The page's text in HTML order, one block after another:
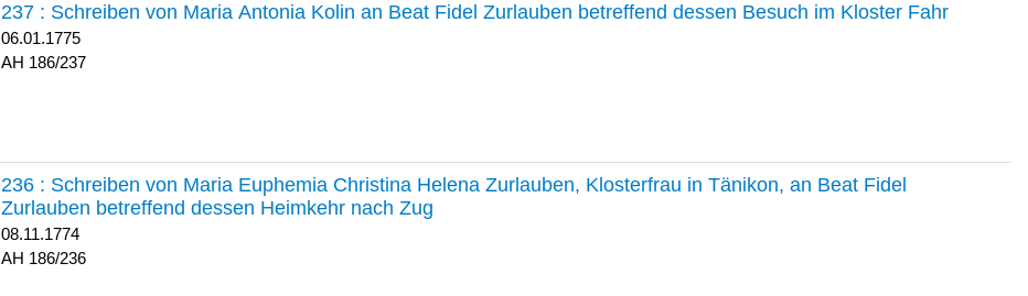
237 : Schreiben von Maria Antonia Kolin an Beat Fidel Zurlauben betreffend dessen Besuch im Kloster Fahr
06.01.1775
186/237
236 : Schreiben von Maria Euphemia Christina Helena Zurlauben, Klosterfrau in Tänikon, an Beat Fidel
Zurlauben betreffend dessen Heimkehr nach Zug
08.11.1774
186/236